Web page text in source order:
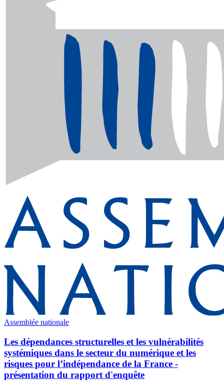
Assemblée nationale
Les dépendances structurelles et les vulnérabilités
systémiques dans le secteur du numérique et les
risques pour l’indépendance de la France -
présentation du rapport d'enquête